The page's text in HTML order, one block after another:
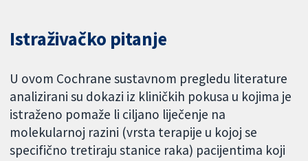
Istraživačko pitanje
U ovom Cochrane sustavnom pregledu literature
analizirani su dokazi iz kliničkih pokusa u kojima je
istraženo pomaže li ciljano liječenje na
molekularnoj razini (vrsta terapije u kojoj se
specifično tretiraju stanice raka) pacijentima koji